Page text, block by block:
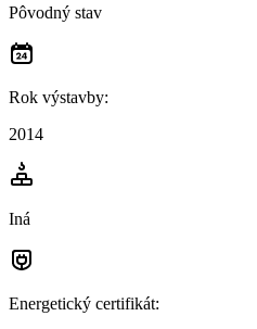
Pôvodný stav
Rok výstavby:
2014
Iná
Energetický certifikát: